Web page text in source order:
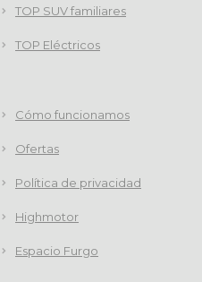
TOP SUV familiares
TOP Eléctricos
Cómo funcionamos
Ofertas
Política de privacidad
Highmotor
Espacio Furgo